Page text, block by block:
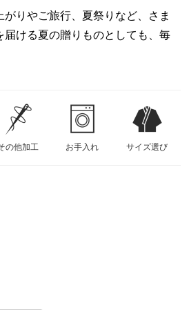
りやご旅行、夏祭りなど、さま
ける夏の贈りものとしても、毎
の他加工 お手入れ サイズ選び